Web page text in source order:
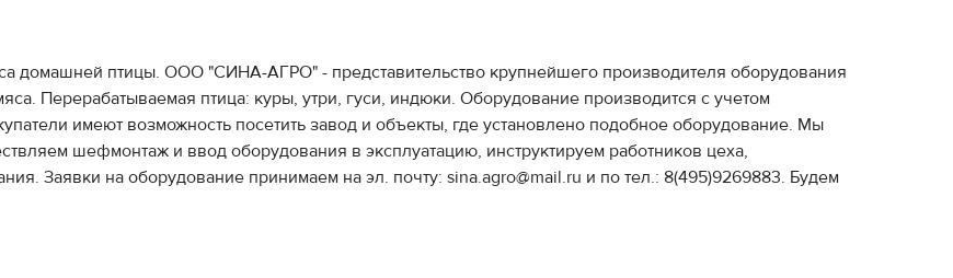
домашней птицы. ООО "СИНА-АГРО" - представительство крупнейшего производителя оборудования
Перерабатываемая птица: куры, утри, гуси, индюки. Оборудование производится с учетом
имеют возможность посетить завод и объекты, где установлено подобное оборудование. Мы
шефмонтаж и ввод оборудования в эксплуатацию, инструктируем работников цеха,
Заявки на оборудование принимаем на эл. почту: sina.agro@mail.ru и по тел.: 8(495)9269883. Будем